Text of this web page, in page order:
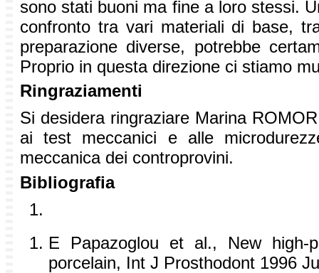
sono stati buoni ma fine a loro stessi.
confronto tra vari materiali di base,
preparazione diverse, potrebbe
Proprio in questa direzione ci stiamo
Ringraziamenti
Si desidera ringraziare Marina
ai test meccanici e alle
meccanica dei controprovini.
Bibliografia
E Papazoglou et al., New high-
porcelain, Int J Prosthodont 1996